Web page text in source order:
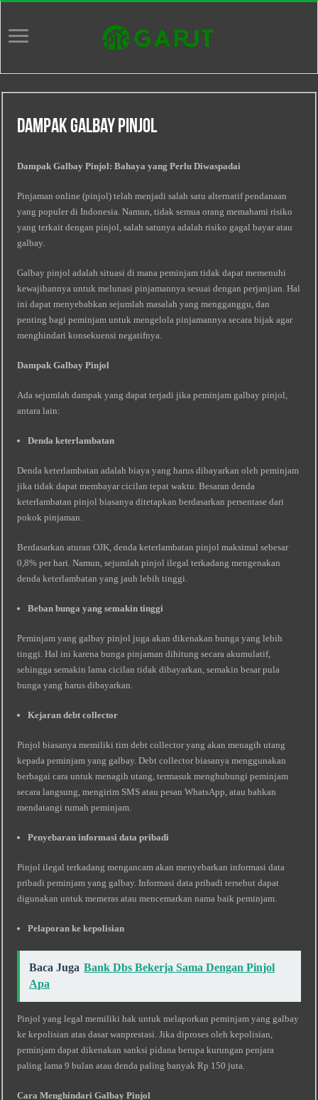
Dampak Galbay Pinjol
Dampak Galbay Pinjol: Bahaya yang Perlu Diwaspadai
Pinjaman online (pinjol) telah menjadi salah satu alternatif pendanaan
yang populer di Indonesia. Namun, tidak semua orang memahami risiko
yang terkait dengan pinjol, salah satunya adalah risiko gagal bayar atau
galbay.
Galbay pinjol adalah situasi di mana peminjam tidak dapat memenuhi
kewajibannya untuk melunasi pinjamannya sesuai dengan perjanjian. Hal
ini dapat menyebabkan sejumlah masalah yang mengganggu, dan
penting bagi peminjam untuk mengelola pinjamannya secara bijak agar
menghindari konsekuensi negatifnya.
Dampak Galbay Pinjol
Ada sejumlah dampak yang dapat terjadi jika peminjam galbay pinjol,
antara lain:
Denda keterlambatan
Denda keterlambatan adalah biaya yang harus dibayarkan oleh peminjam
jika tidak dapat membayar cicilan tepat waktu. Besaran denda
keterlambatan pinjol biasanya ditetapkan berdasarkan persentase dari
pokok pinjaman.
Berdasarkan aturan OJK, denda keterlambatan pinjol maksimal sebesar
0,8% per hari. Namun, sejumlah pinjol ilegal terkadang mengenakan
denda keterlambatan yang jauh lebih tinggi.
Beban bunga yang semakin tinggi
Peminjam yang galbay pinjol juga akan dikenakan bunga yang lebih
tinggi. Hal ini karena bunga pinjaman dihitung secara akumulatif,
sehingga semakin lama cicilan tidak dibayarkan, semakin besar pula
bunga yang harus dibayarkan.
Kejaran debt collector
Pinjol biasanya memiliki tim debt collector yang akan menagih utang
kepada peminjam yang galbay. Debt collector biasanya menggunakan
berbagai cara untuk menagih utang, termasuk menghubungi peminjam
secara langsung, mengirim SMS atau pesan WhatsApp, atau bahkan
mendatangi rumah peminjam.
Penyebaran informasi data pribadi
Pinjol ilegal terkadang mengancam akan menyebarkan informasi data
pribadi peminjam yang galbay. Informasi data pribadi tersebut dapat
digunakan untuk memeras atau mencemarkan nama baik peminjam.
Pelaporan ke kepolisian
Baca Juga Bank Dbs Bekerja Sama Dengan Pinjol
Apa
Pinjol yang legal memiliki hak untuk melaporkan peminjam yang galbay
ke kepolisian atas dasar wanprestasi. Jika diproses oleh kepolisian,
peminjam dapat dikenakan sanksi pidana berupa kurungan penjara
paling lama 9 bulan atau denda paling banyak Rp 150 juta.
Cara Menghindari Galbay Pinjol